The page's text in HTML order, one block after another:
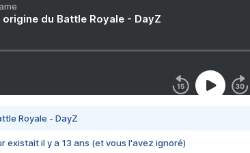
origine du Battle Royale - DayZ
Royale - DayZ
existait il y a 13 ans (et vous l'avez ignoré)